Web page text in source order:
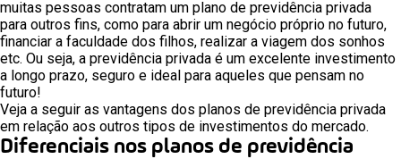
muitas pessoas contratam um plano de previdência privada
para outros fins, como para abrir um negócio próprio no futuro,
financiar a faculdade dos filhos, realizar a viagem dos sonhos
etc. Ou seja, a previdência privada é um excelente investimento
a longo prazo, seguro e ideal para aqueles que pensam no
futuro!
Veja a seguir as vantagens dos planos de previdência privada
em relação aos outros tipos de investimentos do mercado.
Diferenciais nos planos de previdência